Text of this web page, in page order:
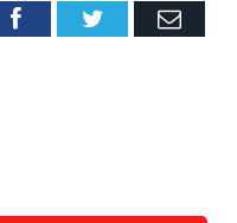
FacebookTwitter Email